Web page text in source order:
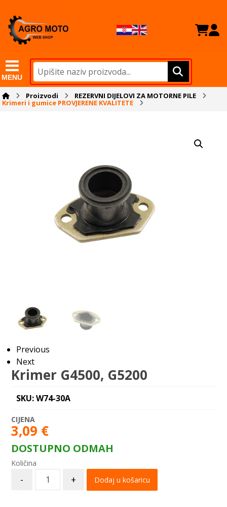
MENU
Proizvodi REZERVNI DIJELOVI ZA MOTORNE PILE
Krimeri i gumice PROVJERENE KVALITETE
Previous
Next
Krimer G4500, G5200
SKU: W74-30A
3,09 €
DOSTUPNO ODMAH
- + Dodaj u košaricu